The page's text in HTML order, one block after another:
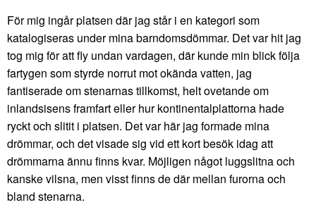
För mig ingår platsen där jag står i en kategori som
katalogiseras under mina barndomsdömmar. Det var hit jag
tog mig för att fly undan vardagen, där kunde min blick följa
fartygen som styrde norrut mot okända vatten, jag
fantiserade om stenarnas tillkomst, helt ovetande om
inlandsisens framfart eller hur kontinentalplattorna hade
ryckt och slitit i platsen. Det var här jag formade mina
drömmar, och det visade sig vid ett kort besök idag att
drömmarna ännu finns kvar. Möjligen något luggslitna och
kanske vilsna, men visst finns de där mellan furorna och
bland stenarna.